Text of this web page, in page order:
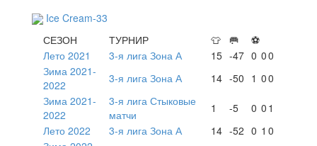
Ice Cream-33
СЕЗОН
ТУРНИР 👕 🥅
⚽
Лето 2021
3-я лига Зона А 15 -47 0 00
Зима 2021-
2022
3-я лига Зона А 14 -50 1 00
Зима 2021-
2022
3-я лига Стыковые
матчи
1 -5 0 0 1
Лето 2022
3-я лига Зона А 14 -52 0 1 0